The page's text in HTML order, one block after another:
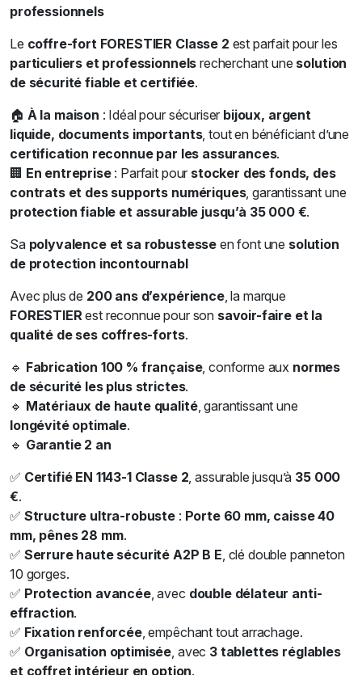
professionnels
Le coffre-fort FORESTIER Classe 2 est parfait pour les
particuliers et professionnels recherchant une solution
de sécurité fiable et certifiée.
🏠 À la maison : Idéal pour sécuriser bijoux, argent
liquide, documents importants, tout en bénéficiant d’une
certification reconnue par les assurances.
🏢 En entreprise: Parfait pour stocker des fonds, des
contrats et des supports numériques, garantissant une
protection fiable et assurable jusqu’à 35 000 €.
Sa polyvalence et sa robustesse en font une solution
de protection incontournabl
Avec plus de 200 ans d’expérience, la marque
FORESTIER est reconnue pour son savoir-faire et la
qualité de ses coffres-forts.
🔹 Fabrication 100 % française, conforme aux normes
de sécurité les plus strictes.
🔹 Matériaux de haute qualité, garantissant une
longévité optimale.
🔹 Garantie 2 an
✅ Certifié EN 1143-1 Classe 2 , assurable jusqu’à 35 000
€.
✅ Structure ultra-robuste : Porte 60 mm, caisse 40
mm, pênes 28 mm.
✅ Serrure haute sécurité A2P B E , clé double panneton
10 gorges.
✅ Protection avancée, avec double délateur anti-
effraction.
✅ Fixation renforcée, empêchant tout arrachage.
✅ Organisation optimisée , avec 3 tablettes réglables
et coffret intérieur en option.